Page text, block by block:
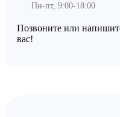
Пн-пт, 9:00-18:00
Позвоните или
вас!